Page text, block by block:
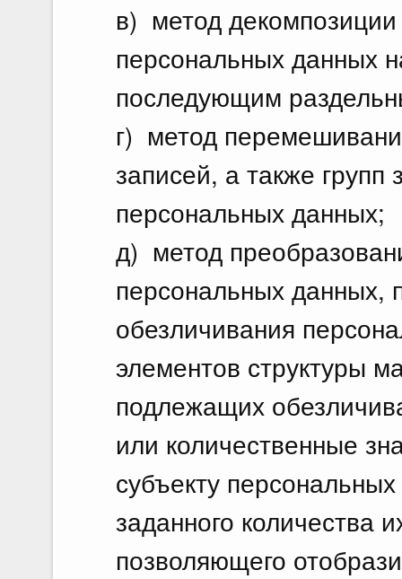
в) метод
персональных данных
последующим
г) метод
записей, а также групп
персональных данных;
д) метод
персональных данных,
обезличивания
элементов структуры
подлежащих
или количественные
субъекту
заданного количества
позволяющего